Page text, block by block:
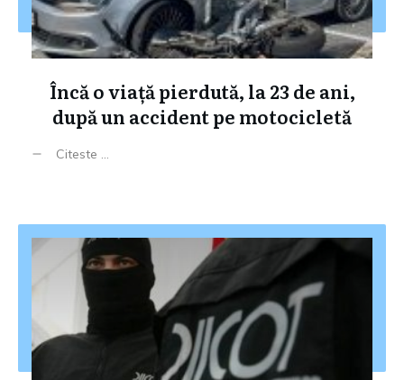
Încă o viață pierdută, la 23 de ani,
după un accident pe motocicletă
Citeste ...